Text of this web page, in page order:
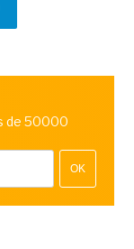
de 50000
OK